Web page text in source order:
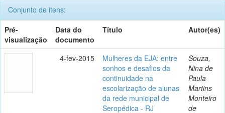
Conjunto de itens:
Pré-
visualização
Data do
documento
Título Autor(es)
4-fev-2015
Mulheres da EJA: entre
sonhos e desafios da
continuidade na
escolarização de alunas
da rede municipal de
Seropédica - RJ
Souza,
Nina de
Paula
Martins
Monteiro
de